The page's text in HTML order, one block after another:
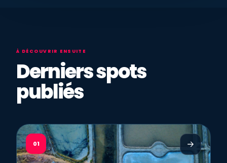
À DÉCOUVRIR ENSUITE
Derniers spots
publiés
01